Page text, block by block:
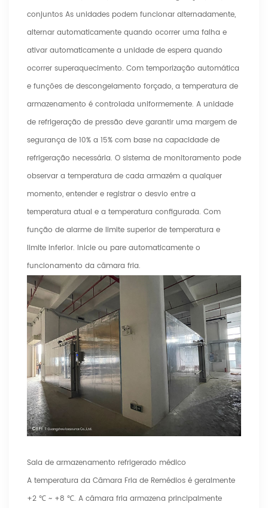
conjuntos As unidades podem funcionar alternadamente,
alternar automaticamente quando ocorrer uma falha e
ativar automaticamente a unidade de espera quando
ocorrer superaquecimento. Com temporização automática
e funções de descongelamento forçado, a temperatura de
armazenamento é controlada uniformemente. A unidade
de refrigeração de pressão deve garantir uma margem de
segurança de 10% a 15% com base na capacidade de
refrigeração necessária. O sistema de monitoramento pode
observar a temperatura de cada armazém a qualquer
momento, entender e registrar o desvio entre a
temperatura atual e a temperatura configurada. Com
função de alarme de limite superior de temperatura e
limite inferior. Inicie ou pare automaticamente o
funcionamento da câmara fria.
Sala de armazenamento refrigerado médico
A temperatura da Câmara Fria de Remédios é geralmente
+2 ℃ ~ +8 ℃. A câmara fria armazena principalmente